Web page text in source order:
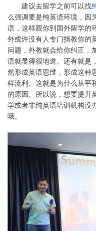
建议去留学之前可以找
么强调要是纯英语环境，因
语，这样跟你到国外留学的
外或许没有人专门指教你的
问题，外教就会给你纠正，
语就显得很地道。还有就是
然形成英语思维，形成这种
样流利。这就是为什么从平
的原因。所以说，想要提升
学或者非纯英语培训机构没
哦。